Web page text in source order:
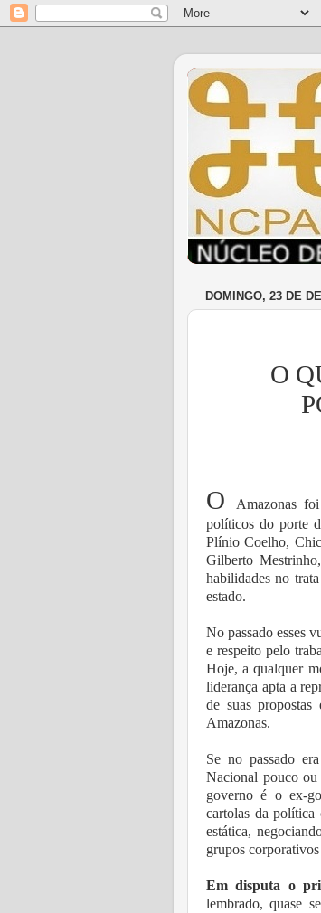
DOMINGO, 23 DE
O
O
Amazonas
políticos do porte
Plínio Coelho,
Gilberto
habilidades no
estado.
No passado esses
e respeito pelo
Hoje, a qualquer
liderança apta a
de suas
Amazonas.
Se no passado
Nacional pouco
governo é o ex-
cartolas da política
estática,
grupos corporativos
Em disputa o
lembrado, quase